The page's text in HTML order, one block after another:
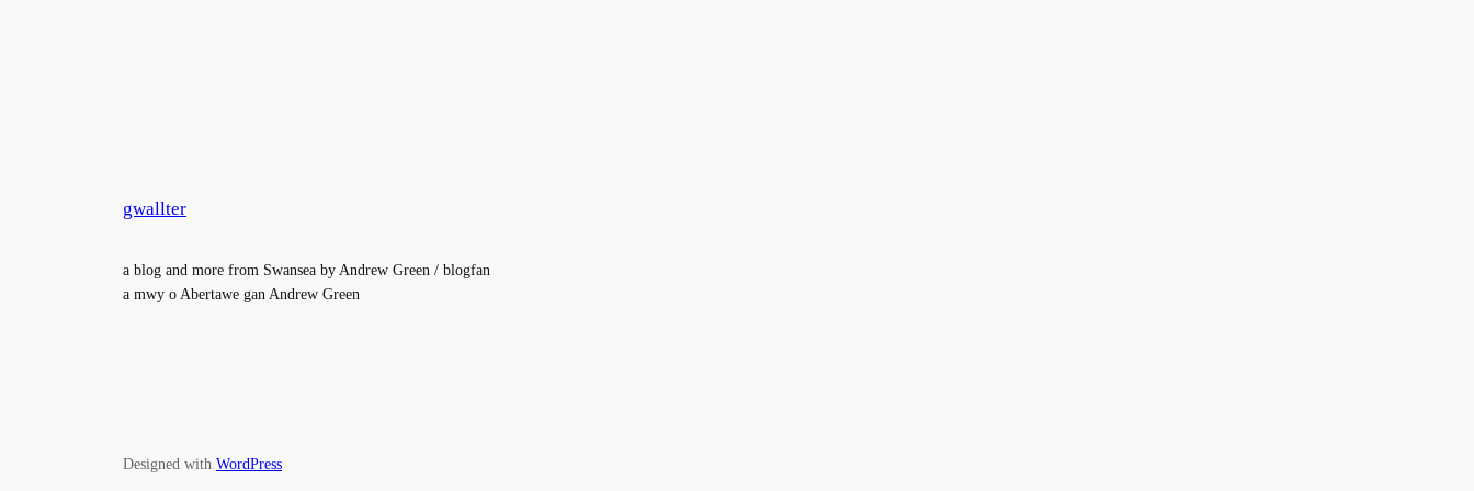
gwallter
a blog and more from Swansea by Andrew Green / blogfan
a mwy o Abertawe gan Andrew Green
Designed with WordPress